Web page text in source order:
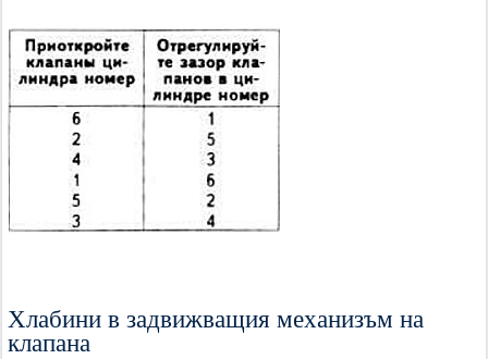
Хлабини в задвижващия механизъм на
клапана